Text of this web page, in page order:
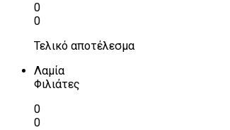
0
0
Τελικό αποτέλεσμα
Λαμία
Φιλιάτες
0
0